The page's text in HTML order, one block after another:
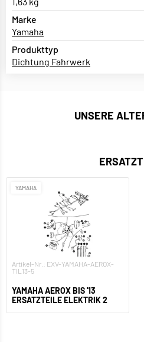
Marke
Yamaha
Produkttyp
Dichtung Fahrwerk
UNSERE
YAMAHA
Artikel-Nr.: EXV-YAMAHA-AEROX-
TIL13-5
YAMAHA AEROX BIS '13
ERSATZTEILE ELEKTRIK 2